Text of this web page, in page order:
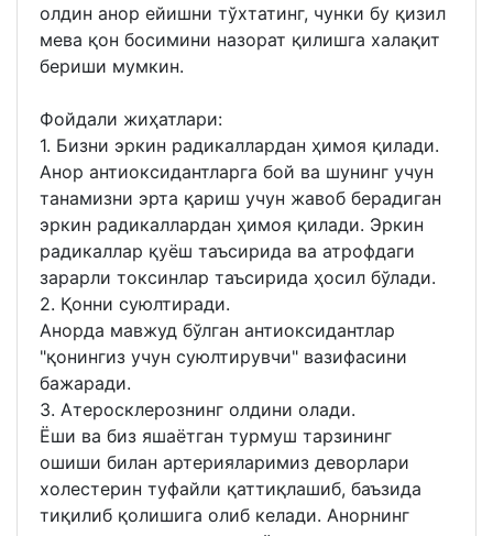
олдин анор ейишни тўхтатинг, чунки бу қизил
мева қон босимини назорат қилишга халақит
бериши мумкин.
Фойдали жиҳатлари:
1. Бизни эркин радикаллардан ҳимоя қилади.
Анор антиоксидантларга бой ва шунинг учун
танамизни эрта қариш учун жавоб берадиган
эркин радикаллардан ҳимоя қилади. Эркин
радикаллар қуёш таъсирида ва атрофдаги
зарарли токсинлар таъсирида ҳосил бўлади.
2. Қонни суюлтиради.
Анорда мавжуд бўлган антиоксидантлар
"қонингиз учун суюлтирувчи" вазифасини
бажаради.
3. Атеросклерознинг олдини олади.
Ёши ва биз яшаётган турмуш тарзининг
ошиши билан артерияларимиз деворлари
холестерин туфайли қаттиқлашиб, баъзида
тиқилиб қолишига олиб келади. Анорнинг